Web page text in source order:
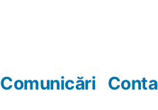
Comunicări